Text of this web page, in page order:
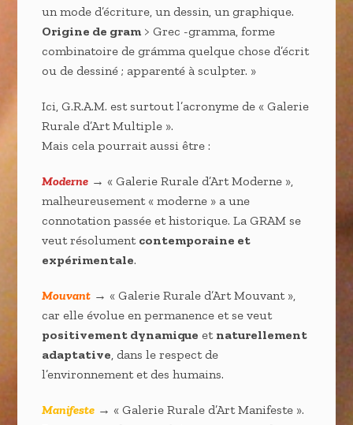
un mode d’écriture, un dessin, un graphique.
Origine de gram > Grec -gramma, forme
combinatoire de grámma quelque chose d’écrit
ou de dessiné ; apparenté à sculpter. »
Ici, G.R.A.M. est surtout l’acronyme de « Galerie
Rurale d’Art Multiple ».
Mais cela pourrait aussi être :
Moderne → « Galerie Rurale d’Art Moderne »,
malheureusement « moderne » a une
connotation passée et historique. La GRAM se
veut résolument contemporaine et
expérimentale.
Mouvant → « Galerie Rurale d’Art Mouvant »,
car elle évolue en permanence et se veut
positivement dynamique et naturellement
adaptative, dans le respect de
l’environnement et des humains.
Manifeste → « Galerie Rurale d’Art Manifeste ».